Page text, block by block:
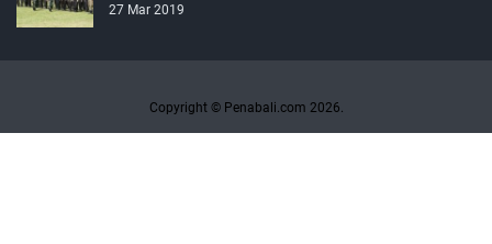
27 Mar 2019
Copyright © Penabali.com 2026.